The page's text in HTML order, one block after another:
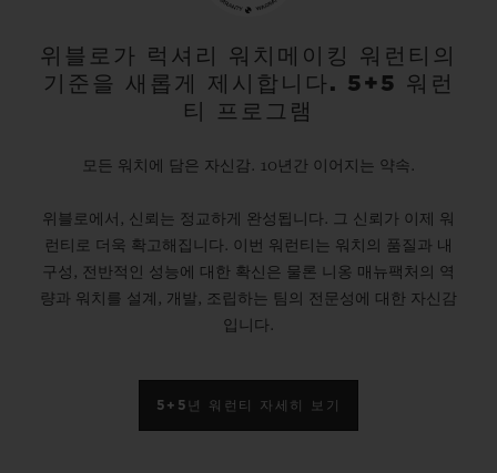
위블로가 럭셔리 워치메이킹 워런티의
기준을 새롭게 제시합니다. 5+5 워런
티 프로그램
모든 워치에 담은 자신감. 10년간 이어지는 약속.
위블로에서, 신뢰는 정교하게 완성됩니다. 그 신뢰가 이제 워
런티로 더욱 확고해집니다. 이번 워런티는 워치의 품질과 내
구성, 전반적인 성능에 대한 확신은 물론 니옹 매뉴팩처의 역
량과 워치를 설계, 개발, 조립하는 팀의 전문성에 대한 자신감
입니다.
5+5년 워런티 자세히 보기